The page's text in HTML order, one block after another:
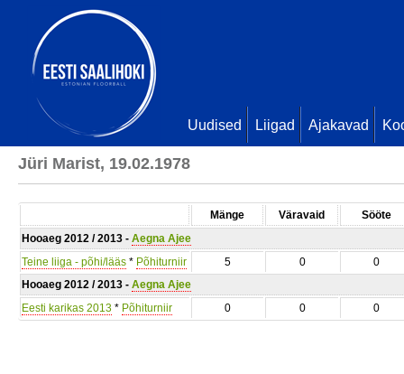
Uudised Liigad Ajakavad
Jüri Marist, 19.02.1978
Mänge Väravaid
Sööte
Hooaeg 2012 / 2013 - Aegna Ajee
Teine liiga - põhi/lääs * Põhiturniir 5 0
0
Hooaeg 2012 / 2013 - Aegna Ajee
Eesti karikas 2013 * Põhiturniir 0 0 0